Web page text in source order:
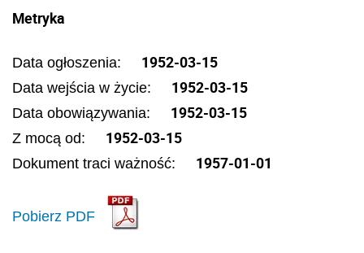
Metryka
Data ogłoszenia: 1952-03-15
Data wejścia w życie: 1952-03-15
Data obowiązywania: 1952-03-15
Z mocą od: 1952-03-15
Dokument traci ważność: 1957-01-01
Pobierz PDF